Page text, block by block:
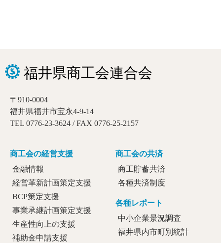
〒910-0004
福井県福井市宝永4-9-14
TEL 0776-23-3624 / FAX 0776-25-2157
商工会の経営支援
金融情報
経営革新計画策定支援
BCP策定支援
事業承継計画策定支援
生産性向上の支援
補助金申請支援
商工会の共済
商工貯蓄共済
各種共済制度
各種レポート
中小企業景況調査
福井県内市町別統計